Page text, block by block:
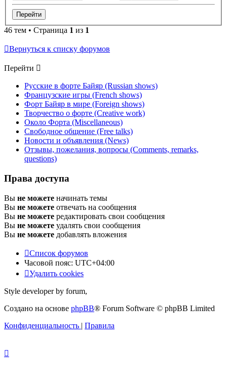
46 тем • Страница 1 из 1
Вернуться к списку форумов
Перейти
Русские в форте Байяр (Russian shows)
Французские игры (French shows)
Форт Байяр в мире (Foreign shows)
Творчество о форте (Creative work)
Около Форта (Miscellaneous)
Свободное общение (Free talks)
Новости и объявления (News)
Отзывы, пожелания, вопросы (Comments, remarks,
questions)
Права доступа
Вы не можете начинать темы
Вы не можете отвечать на сообщения
Вы не можете редактировать свои сообщения
Вы не можете удалять свои сообщения
Вы не можете добавлять вложения
Список форумов
Часовой пояс: UTC+04:00
Удалить cookies
Style developer by forum,
Создано на основе phpBB® Forum Software © phpBB Limited
Конфиденциальность | Правила